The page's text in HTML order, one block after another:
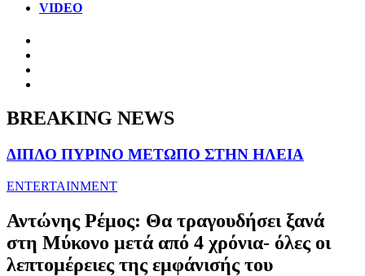
VIDEO
BREAKING NEWS
ΔΙΠΛΟ ΠΥΡΙΝΟ ΜΕΤΩΠΟ ΣΤΗΝ ΗΛΕΙΑ
ENTERTAINMENT
Αντώνης Ρέμος: Θα τραγουδήσει ξανά
στη Μύκονο μετά από 4 χρόνια- όλες οι
λεπτομέρειες της εμφάνισής του